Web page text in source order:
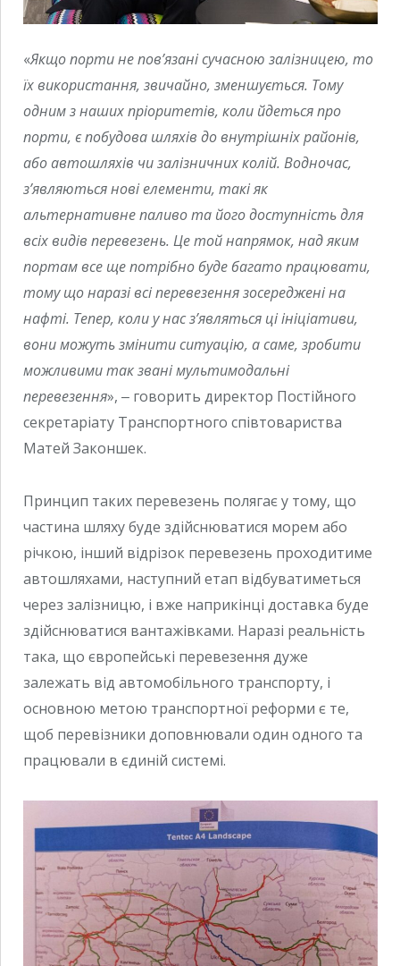
«Якщо порти не пов’язані сучасною залізницею, то
їх використання, звичайно, зменшується. Тому
одним з наших пріоритетів, коли йдеться про
порти, є побудова шляхів до внутрішніх районів,
або автошляхів чи залізничних колій. Водночас,
з’являються нові елементи, такі як
альтернативне паливо та його доступність для
всіх видів перевезень. Це той напрямок, над яким
портам все ще потрібно буде багато працювати,
тому що наразі всі перевезення зосереджені на
нафті. Тепер, коли у нас з’являться ці ініціативи,
вони можуть змінити ситуацію, а саме, зробити
можливими так звані мультимодальні
перевезення», ‒ говорить директор Постійного
секретаріату Транспортного співтовариства
Матей Законшек.
Принцип таких перевезень полягає у тому, що
частина шляху буде здійснюватися морем або
річкою, інший відрізок перевезень проходитиме
автошляхами, наступний етап відбуватиметься
через залізницю, і вже наприкінці доставка буде
здійснюватися вантажівками. Наразі реальність
така, що європейські перевезення дуже
залежать від автомобільного транспорту, і
основною метою транспортної реформи є те,
щоб перевізники доповнювали один одного та
працювали в єдиній системі.